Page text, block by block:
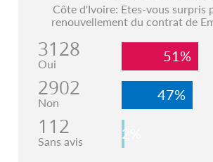
Côte d'Ivoire: Etes-vous surpris
renouvellement du contrat de
3128
Oui 51%
2902
Non 47%
112
Sans avis 2%